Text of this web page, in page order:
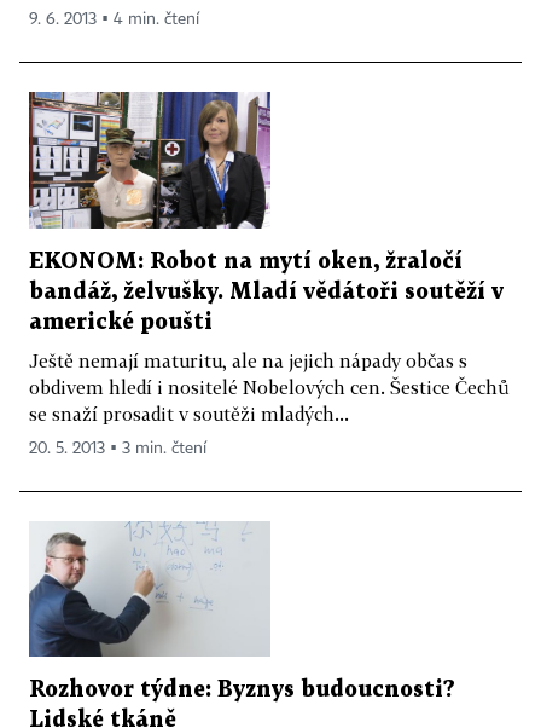
9. 6. 2013 ▪ 4 min. čtení
EKONOM: Robot na mytí oken, žraločí
bandáž, želvušky. Mladí vědátoři soutěží v
americké poušti
Ještě nemají maturitu, ale na jejich nápady občas s
obdivem hledí i nositelé Nobelových cen. Šestice Čechů
se snaží prosadit v soutěži mladých...
20. 5. 2013 ▪ 3 min. čtení
Rozhovor týdne: Byznys budoucnosti?
Lidské tkáně